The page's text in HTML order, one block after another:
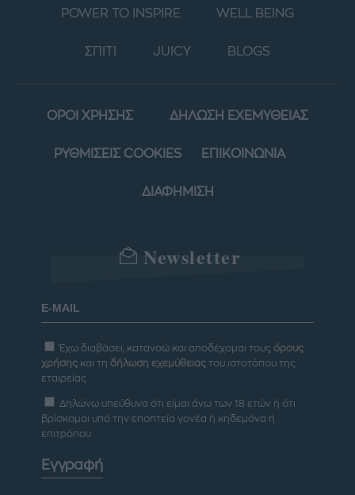
POWER TO INSPIRE WELL BEING
ΣΠΙΤΙ JUICY BLOGS
ΟΡΟΙ ΧΡΗΣΗΣ ΔΗΛΩΣΗ ΕΧΕΜΥΘΕΙΑΣ
ΡΥΘΜΙΣΕΙΣ COOKIES ΕΠΙΚΟΙΝΩΝΙΑ
ΔΙΑΦΗΜΙΣΗ
Newsletter
Έχω διαβάσει, κατανοώ και αποδέχομαι τους όρους
χρήσης και τη δήλωση εχεμύθειας του ιστοτόπου της
εταιρείας
Δηλώνω υπεύθυνα ότι είμαι άνω των 18 ετών ή ότι
βρίσκομαι υπό την εποπτεία γονέα ή κηδεμόνα ή
επιτρόπου
Εγγραφή